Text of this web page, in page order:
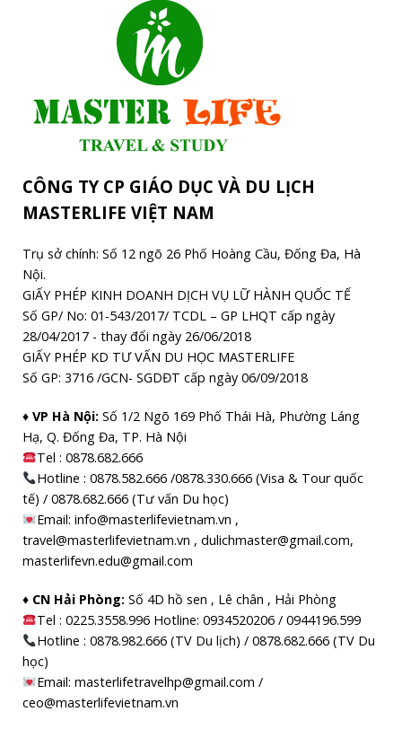
CÔNG TY CP GIÁO DỤC VÀ DU LỊCH
MASTERLIFE VIỆT NAM
Trụ sở chính: Số 12 ngõ 26 Phố Hoàng Cầu, Đống Đa, Hà
Nội.
GIẤY PHÉP KINH DOANH DỊCH VỤ LỮ HÀNH QUỐC TẾ
Số GP/ No: 01-543/2017/ TCDL – GP LHQT cấp ngày
28/04/2017 - thay đổi ngày 26/06/2018
GIẤY PHÉP KD TƯ VẤN DU HỌC MASTERLIFE
Số GP: 3716 /GCN- SGDĐT cấp ngày 06/09/2018
♦ VP Hà Nội: Số 1/2 Ngõ 169 Phố Thái Hà, Phường Láng
Hạ, Q. Đống Đa, TP. Hà Nội
Tel :0878.682.666
Hotline : 0878.582.666 /0878.330.666 (Visa & Tour quốc
tế) / 0878.682.666 (Tư vấn Du học)
Email: info@masterlifevietnam.vn ,
travel@masterlifevietnam.vn , dulichmaster@gmail.com,
masterlifevn.edu@gmail.com
♦ CN Hải Phòng: Số 4D hồ sen , Lê chân , Hải Phòng
Tel : 0225.3558.996 Hotline: 0934520206 / 0944196.599
Hotline : 0878.982.666 (TV Du lịch) / 0878.682.666 (TV Du
học)
Email: masterlifetravelhp@gmail.com /
ceo@masterlifevietnam.vn